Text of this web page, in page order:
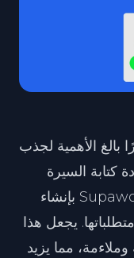
بالغ الأهمية لجذب
كتابة السيرة
الذاتية بالذكاء الاصطناعي من SupaworkAI بإنشاء
يجعل هذا
مما يزيد